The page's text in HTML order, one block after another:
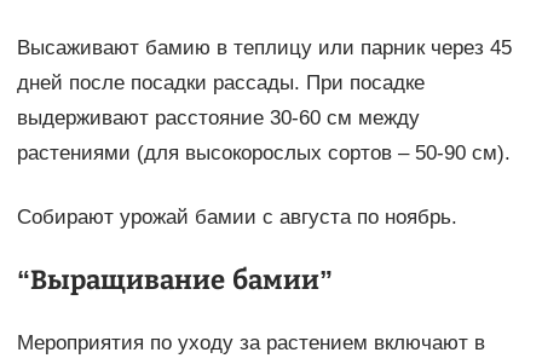
Высаживают бамию в теплицу или парник через 45
дней после посадки рассады. При посадке
выдерживают расстояние 30-60 см между
растениями (для высокорослых сортов – 50-90 см).
Собирают урожай бамии с августа по ноябрь.
“Выращивание бамии”
Мероприятия по уходу за растением включают в